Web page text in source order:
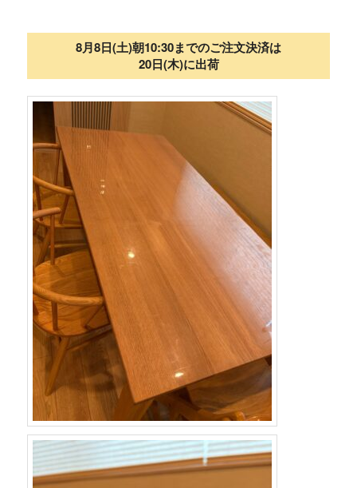
8月8日(土)朝10:30までのご注文決済は
20日(木)に出荷